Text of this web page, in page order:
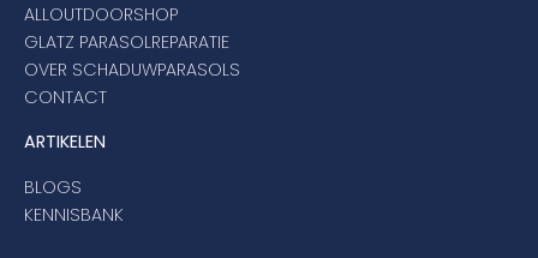
ALLOUTDOORSHOP
GLATZ PARASOLREPARATIE
OVER SCHADUWPARASOLS
CONTACT
ARTIKELEN
BLOGS
KENNISBANK